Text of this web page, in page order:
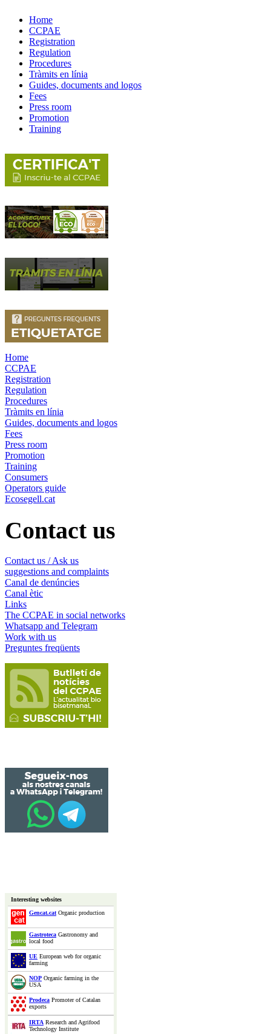
Home
CCPAE
Registration
Regulation
Procedures
Tràmits en línia
Guides, documents and logos
Fees
Press room
Promotion
Training
Home
CCPAE
Registration
Regulation
Procedures
Tràmits en línia
Guides, documents and logos
Fees
Press room
Promotion
Training
Consumers
Operators guide
Ecosegell.cat
Contact us
Contact us / Ask us
suggestions and complaints
Canal de denúncies
Canal ètic
Links
The CCPAE in social networks
Whatsapp and Telegram
Work with us
Preguntes freqüents
Interesting websites
Gencat.catOrganic production
Gastroteca Gastronomy and
local food
UE European web for organic
farming
NOP Organic farming in the
USA
Prodeca Promoter of Catalan
exports
IRTA Research and Agrifood
Technology Institute